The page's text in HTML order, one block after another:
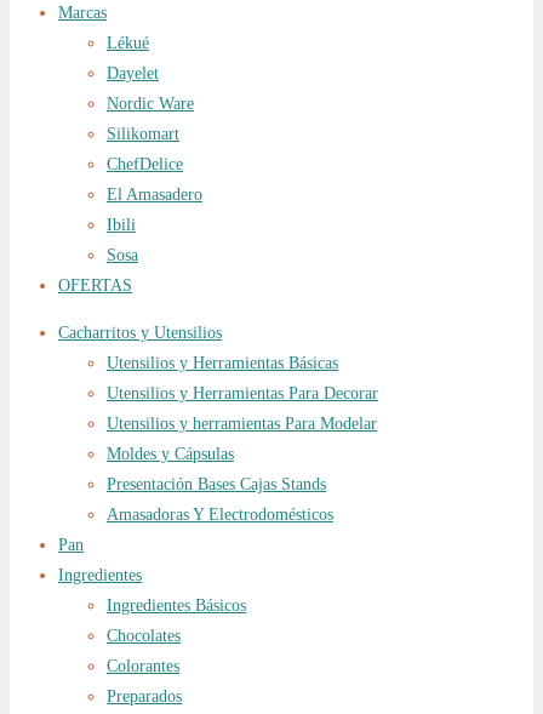
Marcas
Lékué
Dayelet
Nordic Ware
Silikomart
ChefDelice
El Amasadero
Ibili
Sosa
OFERTAS
Cacharritos y Utensilios
Utensilios y Herramientas Básicas
Utensilios y Herramientas Para Decorar
Utensilios y herramientas Para Modelar
Moldes y Cápsulas
Presentación Bases Cajas Stands
Amasadoras Y Electrodomésticos
Pan
Ingredientes
Ingredientes Básicos
Chocolates
Colorantes
Preparados